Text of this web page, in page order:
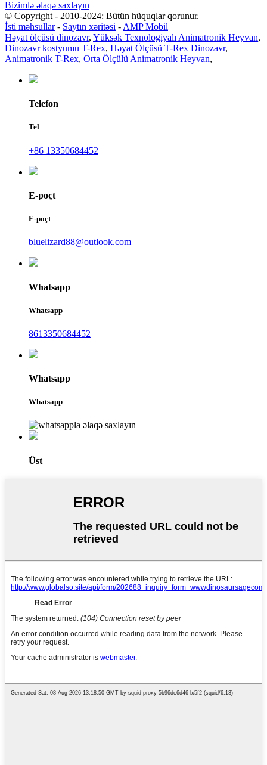
Bizimlə əlaqə saxlayın
© Copyright - 2010-2024: Bütün hüquqlar qorunur.
İsti məhsullar- Saytın xəritəsi - AMP Mobil
Həyat ölçüsü dinozavr, Yüksək Texnologiyalı Animatronik Heyvan,
Dinozavr kostyumu T-Rex, Həyat Ölçüsü T-Rex Dinozavr,
Animatronik T-Rex, Orta Ölçülü Animatronik Heyvan,
Telefon
Tel
+86 13350684452
E-poçt
E-poçt
bluelizard88@outlook.com
Whatsapp
Whatsapp
8613350684452
Whatsapp
Whatsapp
Üst